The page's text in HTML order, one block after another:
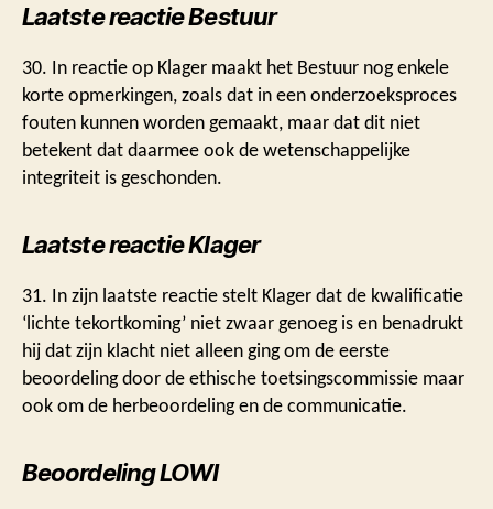
Laatste reactie Bestuur
30. In reactie op Klager maakt het Bestuur nog enkele
korte opmerkingen, zoals dat in een onderzoeksproces
fouten kunnen worden gemaakt, maar dat dit niet
betekent dat daarmee ook de wetenschappelijke
integriteit is geschonden.
Laatste reactie Klager
31. In zijn laatste reactie stelt Klager dat de kwalificatie
‘lichte tekortkoming’ niet zwaar genoeg is en benadrukt
hij dat zijn klacht niet alleen ging om de eerste
beoordeling door de ethische toetsingscommissie maar
ook om de herbeoordeling en de communicatie.
Beoordeling LOWI